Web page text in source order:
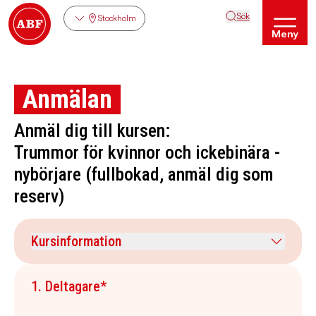
Stockholm Sök
Meny
Anmälan
Anmäl dig till kursen:
Trummor för kvinnor och ickebinära -
nybörjare (fullbokad, anmäl dig som
reserv)
Kursinformation
Kursdatum
16 september 2026
1. Deltagare*